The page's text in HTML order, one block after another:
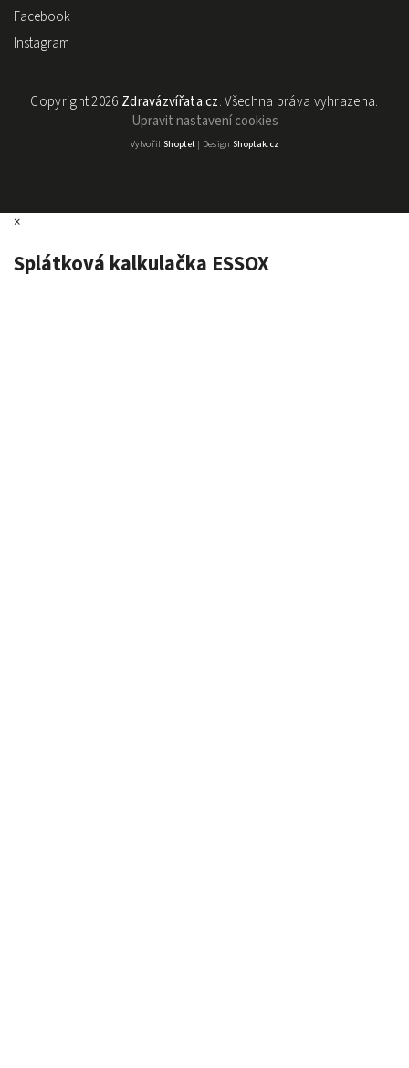
Facebook
Instagram
Copyright 2026 Zdravázvířata.cz. Všechna práva vyhrazena.
Upravit nastavení cookies
Vytvořil Shoptet| Design Shoptak.cz
×
Splátková kalkulačka ESSOX